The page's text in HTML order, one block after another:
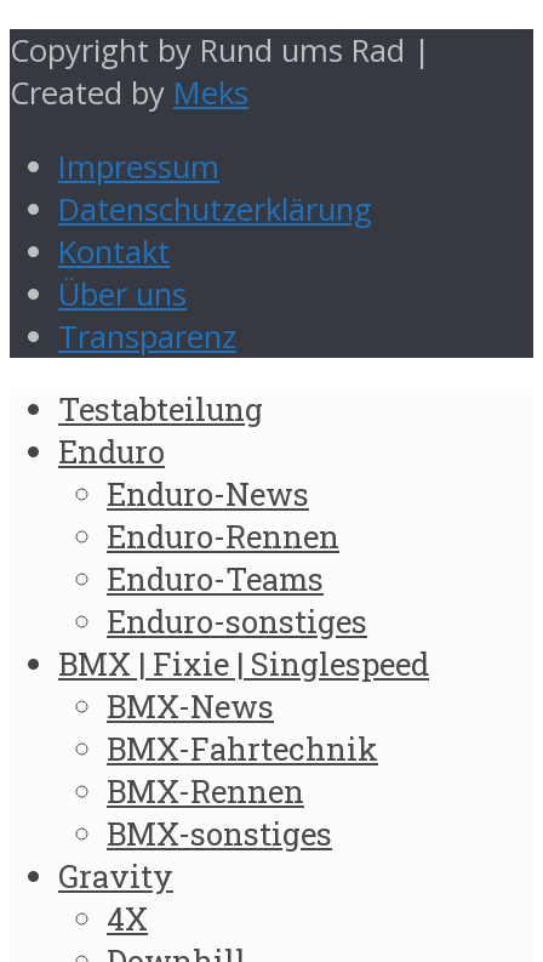
Copyright by Rund ums Rad |
Created by Meks
Impressum
Datenschutzerklärung
Kontakt
Über uns
Transparenz
Testabteilung
Enduro
Enduro-News
Enduro-Rennen
Enduro-Teams
Enduro-sonstiges
BMX | Fixie | Singlespeed
BMX-News
BMX-Fahrtechnik
BMX-Rennen
BMX-sonstiges
Gravity
4X